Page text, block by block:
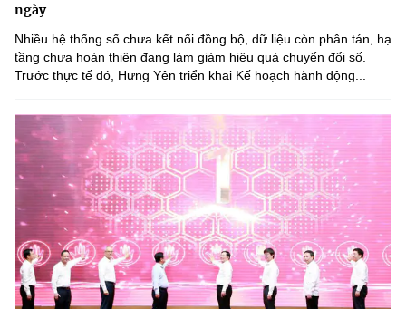
ngày
Nhiều hệ thống số chưa kết nối đồng bộ, dữ liệu còn phân tán, hạ
tầng chưa hoàn thiện đang làm giảm hiệu quả chuyển đổi số.
Trước thực tế đó, Hưng Yên triển khai Kế hoạch hành động...